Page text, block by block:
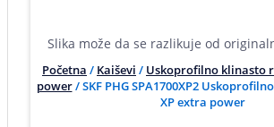
Slika može da se razlikuje od
Početna / Kaiševi / Uskoprofilno klinasto
power/ SKF PHG SPA1700XP2
XP extra power